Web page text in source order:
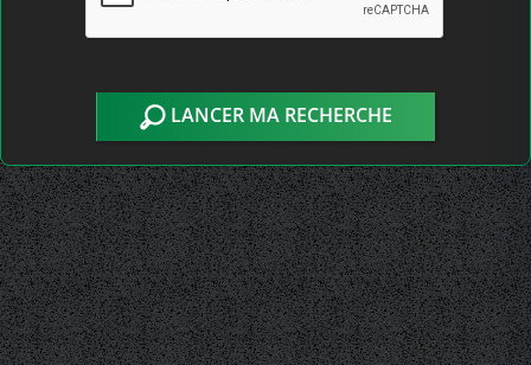
LANCER MA RECHERCHE